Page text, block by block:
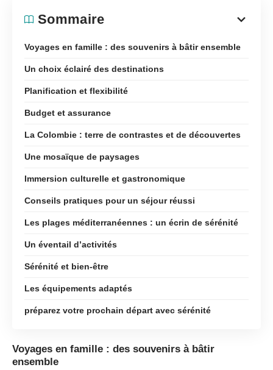
Sommaire
Voyages en famille : des souvenirs à bâtir ensemble
Un choix éclairé des destinations
Planification et flexibilité
Budget et assurance
La Colombie : terre de contrastes et de découvertes
Une mosaïque de paysages
Immersion culturelle et gastronomique
Conseils pratiques pour un séjour réussi
Les plages méditerranéennes : un écrin de sérénité
Un éventail d’activités
Sérénité et bien-être
Les équipements adaptés
préparez votre prochain départ avec sérénité
Voyages en famille : des souvenirs à bâtir
ensemble